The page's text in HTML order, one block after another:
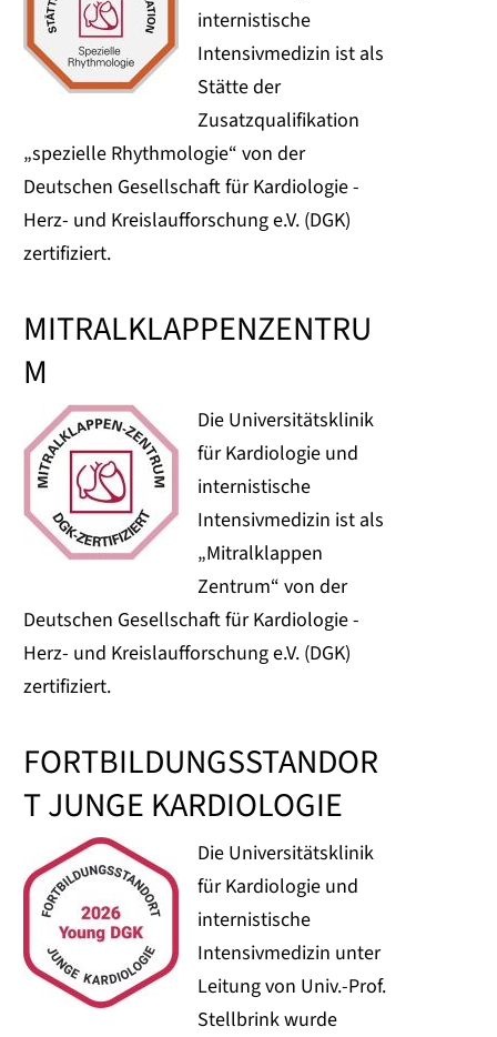
internistische
Intensivmedizin ist als
Stätte der
Zusatzqualifikation
„spezielle Rhythmologie“ von der
Deutschen Gesellschaft für Kardiologie -
Herz- und Kreislaufforschung e.V. (DGK)
zertifiziert.
MITRALKLAPPENZENTRU
M
Die Universitätsklinik
für Kardiologie und
internistische
Intensivmedizin ist als
„Mitralklappen
Zentrum“ von der
Deutschen Gesellschaft für Kardiologie -
Herz- und Kreislaufforschung e.V. (DGK)
zertifiziert.
FORTBILDUNGSSTANDOR
T JUNGE KARDIOLOGIE
Die Universitätsklinik
für Kardiologie und
internistische
Intensivmedizin unter
Leitung von Univ.-Prof.
Stellbrink wurde